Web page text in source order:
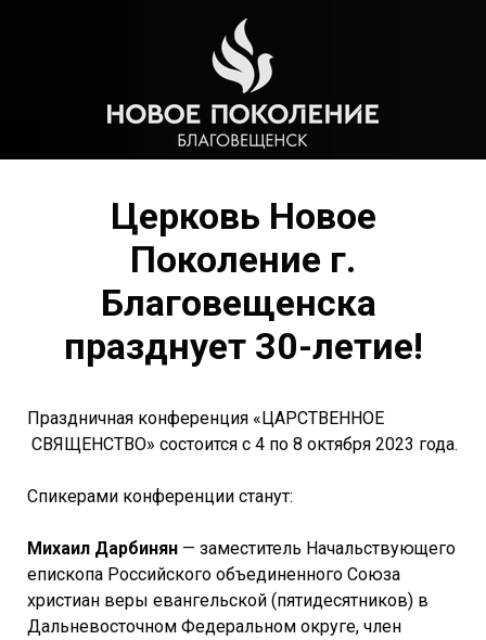
Церковь Новое
Поколение г.
Благовещенска
празднует 30-летие!
Праздничная конференция «ЦАРСТВЕННОЕ
СВЯЩЕНСТВО» состоится с 4 по 8 октября 2023 года.
Спикерами конференции станут:
Михаил Дарбинян — заместитель Начальствующего
епископа Российского объединенного Союза
христиан веры евангельской (пятидесятников) в
Дальневосточном Федеральном округе, член